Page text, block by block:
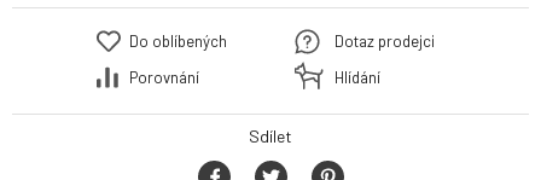
Do oblíbených
Porovnání
Dotaz prodejci
Hlídání
Sdílet